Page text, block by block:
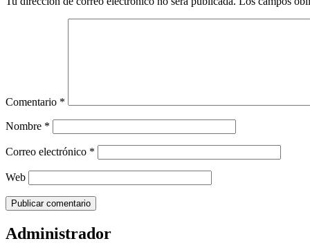
Comentario *
Nombre *
Correo electrónico *
Web
Administrador